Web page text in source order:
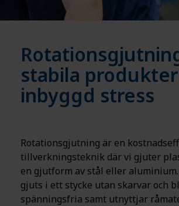
stabila
inbyggd stress
Rotationsgjutning är en
tillverkningsteknik där vi gjuter
en gjutform av stål eller
gjuts i ett stycke utan skarvar och
spänningsfria samt utnyttjar